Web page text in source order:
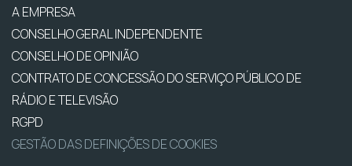
A EMPRESA
CONSELHO GERAL INDEPENDENTE
CONSELHO DE OPINIÃO
CONTRATO DE CONCESSÃO DO SERVIÇO PÚBLICO DE
RÁDIO E TELEVISÃO
RGPD
GESTÃO DAS DEFINIÇÕES DE COOKIES